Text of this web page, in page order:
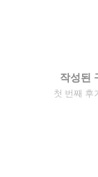
작성된
첫 번째 후